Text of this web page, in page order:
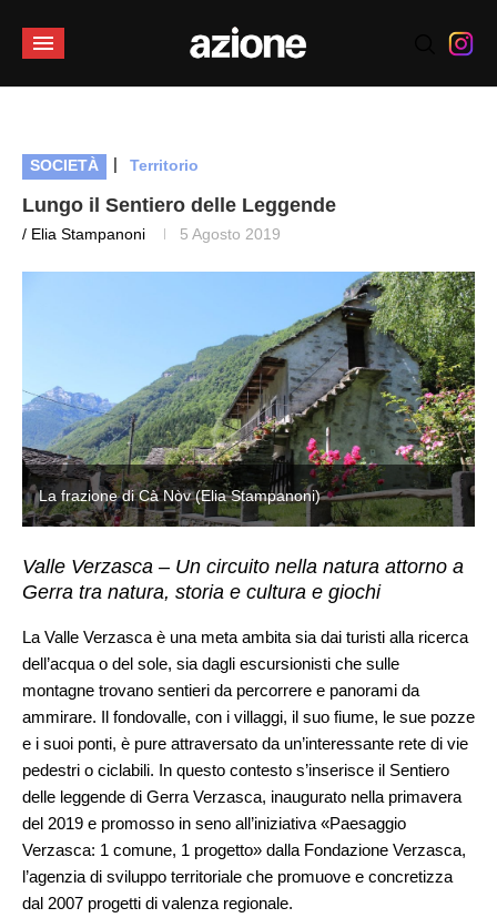
SOCIETÀ | Territorio
Lungo il Sentiero delle Leggende
/ Elia Stampanoni 5 Agosto 2019
La frazione di Cà Nòv (Elia Stampanoni)
Valle Verzasca – Un circuito nella natura attorno a
Gerra tra natura, storia e cultura e giochi
La Valle Verzasca è una meta ambita sia dai turisti alla ricerca
dell’acqua o del sole, sia dagli escursionisti che sulle
montagne trovano sentieri da percorrere e panorami da
ammirare. Il fondovalle, con i villaggi, il suo fiume, le sue pozze
e i suoi ponti, è pure attraversato da un’interessante rete di vie
pedestri o ciclabili. In questo contesto s’inserisce il Sentiero
delle leggende di Gerra Verzasca, inaugurato nella primavera
del 2019 e promosso in seno all’iniziativa «Paesaggio
Verzasca: 1 comune, 1 progetto» dalla Fondazione Verzasca,
l’agenzia di sviluppo territoriale che promuove e concretizza
dal 2007 progetti di valenza regionale.